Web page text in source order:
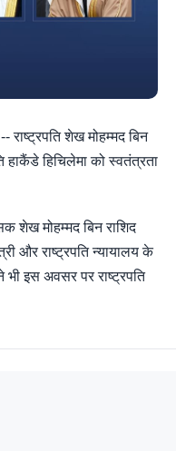
शेख मोहम्मद बिन
हाकैंडे हिचिलेमा को स्वतंत्रता
शेख मोहम्मद बिन राशिद
और राष्ट्रपति न्यायालय के
इस अवसर पर राष्ट्रपति